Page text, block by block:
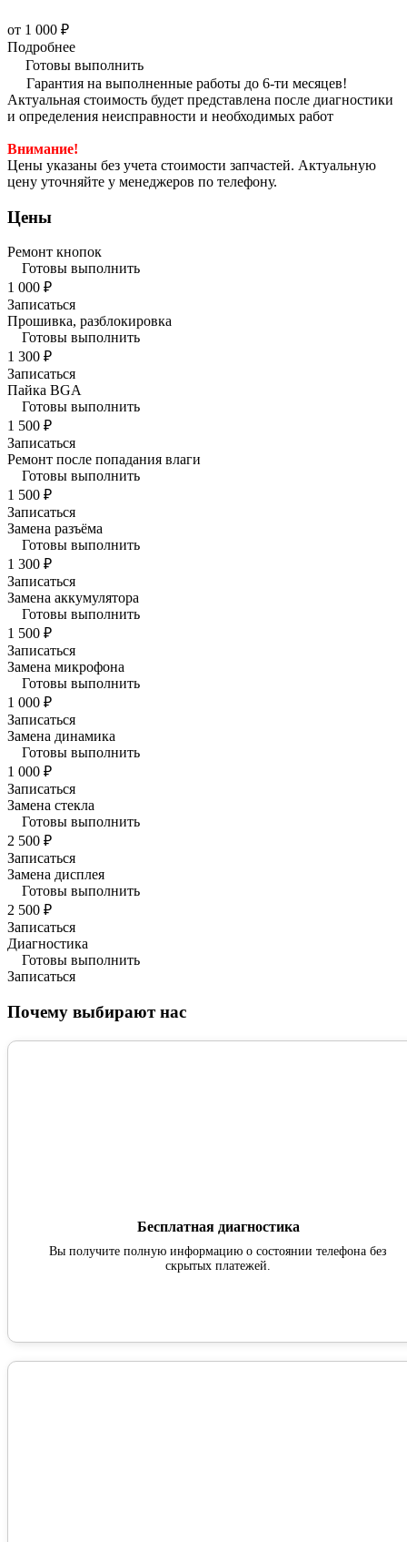
от 1 000 ₽
Подробнее
Готовы выполнить
Гарантия на выполненные работы до 6-ти месяцев!
Актуальная стоимость будет представлена после диагностики
и определения неисправности и необходимых работ
Внимание!
Цены указаны без учета стоимости запчастей. Актуальную
цену уточняйте у менеджеров по телефону.
Цены
Ремонт кнопок
Готовы выполнить
1 000 ₽
Записаться
Прошивка, разблокировка
Готовы выполнить
1 300 ₽
Записаться
Пайка BGA
Готовы выполнить
1 500 ₽
Записаться
Ремонт после попадания влаги
Готовы выполнить
1 500 ₽
Записаться
Замена разъёма
Готовы выполнить
1 300 ₽
Записаться
Замена аккумулятора
Готовы выполнить
1 500 ₽
Записаться
Замена микрофона
Готовы выполнить
1 000 ₽
Записаться
Замена динамика
Готовы выполнить
1 000 ₽
Записаться
Замена стекла
Готовы выполнить
2 500 ₽
Записаться
Замена дисплея
Готовы выполнить
2 500 ₽
Записаться
Диагностика
Готовы выполнить
Записаться
Почему выбирают нас
Бесплатная диагностика
Вы получите полную информацию о состоянии телефона без
скрытых платежей.